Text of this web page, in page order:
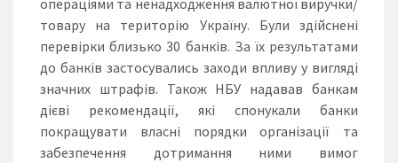
операціями та ненадходження валютної виручки/
товару на територію Україну. Були здійснені
перевірки близько 30 банків. За їх результатами
до банків застосувались заходи впливу у вигляді
значних штрафів. Також НБУ надавав банкам
дієві рекомендації, які спонукали банки
покращувати власні порядки організації та
забезпечення дотримання ними вимог